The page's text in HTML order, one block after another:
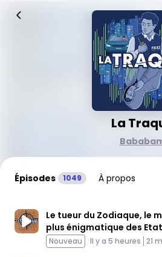
La
Épisodes 1049 À propos
Le tueur du Zodiaque, le
plus énigmatique des
meurtres (4/4)
Nouveau Published At
Il y a 5 heures 21